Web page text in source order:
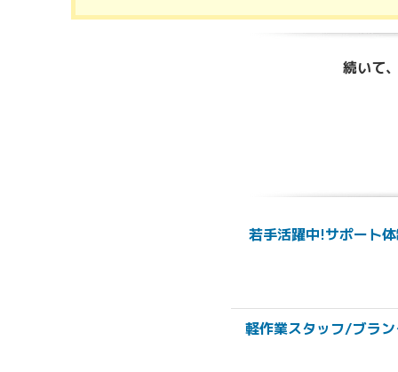
続いて
若手活躍中!サポート
軽作業スタッフ/ブラ